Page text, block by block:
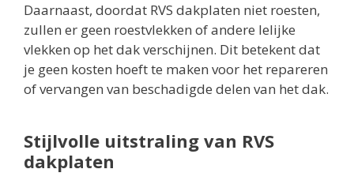
Daarnaast, doordat RVS dakplaten niet roesten,
zullen er geen roestvlekken of andere lelijke
vlekken op het dak verschijnen. Dit betekent dat
je geen kosten hoeft te maken voor het repareren
of vervangen van beschadigde delen van het dak.
Stijlvolle uitstraling van RVS
dakplaten